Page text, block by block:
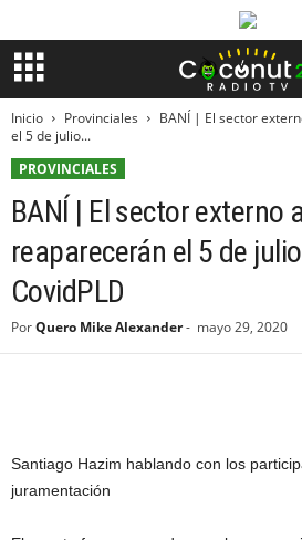
Inicio Provinciales
BANÍ | El sector
el 5 de julio...
PROVINCIALES
BANÍ | El sector externo
reaparecerán el 5 de
CovidPLD
PorQuero Mike Alexander- mayo 29, 2020
Santiago Hazim hablando con los
juramentación